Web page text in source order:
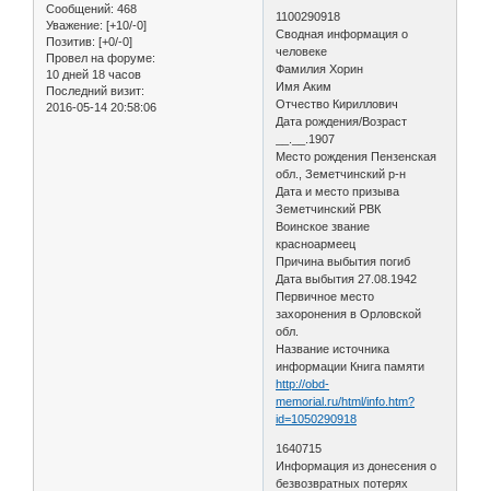
Сообщений: 468
Уважение: [+10/-0]
Позитив: [+0/-0]
Провел на форуме:
10 дней 18 часов
Последний визит:
2016-05-14 20:58:06
1100290918
Сводная информация о
человеке
Фамилия Хорин
Имя Аким
Отчество Кириллович
Дата рождения/Возраст
__.__.1907
Место рождения Пензенская
обл., Земетчинский р-н
Дата и место призыва
Земетчинский РВК
Воинское звание
красноармеец
Причина выбытия погиб
Дата выбытия 27.08.1942
Первичное место
захоронения в Орловской
обл.
Название источника
информации Книга памяти
http://obd-
memorial.ru/html/info.htm?
id=1050290918
1640715
Информация из донесения о
безвозвратных потерях